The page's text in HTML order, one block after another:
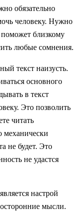
обязательно
человеку. Нужно
близкому
любые сомнения.
текст наизусть.
основного
в текст
Это позволить
читать
механически
не будет. Это
не удастся
настрой
мысли.